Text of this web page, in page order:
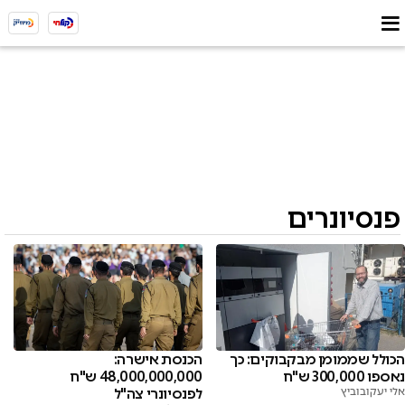
פנסיונרים
הכולל שממומן מבקבוקים: כך
נאספו 300,000 ש"ח
אלי יעקובוביץ
הכנסת אישרה:
48,000,000,000 ש"ח
לפנסיונרי צה"ל